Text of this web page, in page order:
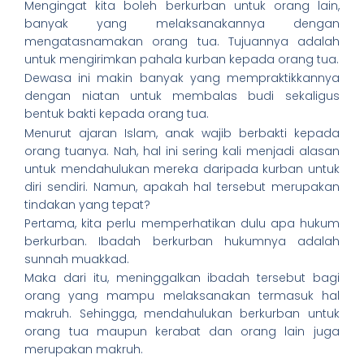
Mengingat kita boleh berkurban untuk orang lain,
banyak yang melaksanakannya dengan
mengatasnamakan orang tua. Tujuannya adalah
untuk mengirimkan pahala kurban kepada orang tua.
Dewasa ini makin banyak yang mempraktikkannya
dengan niatan untuk membalas budi sekaligus
bentuk bakti kepada orang tua.
Menurut ajaran Islam, anak wajib berbakti kepada
orang tuanya. Nah, hal ini sering kali menjadi alasan
untuk mendahulukan mereka daripada kurban untuk
diri sendiri. Namun, apakah hal tersebut merupakan
tindakan yang tepat?
Pertama, kita perlu memperhatikan dulu apa hukum
berkurban. Ibadah berkurban hukumnya adalah
sunnah muakkad.
Maka dari itu, meninggalkan ibadah tersebut bagi
orang yang mampu melaksanakan termasuk hal
makruh. Sehingga, mendahulukan berkurban untuk
orang tua maupun kerabat dan orang lain juga
merupakan makruh.